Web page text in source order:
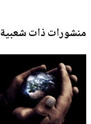
منشورات ذات شعبية